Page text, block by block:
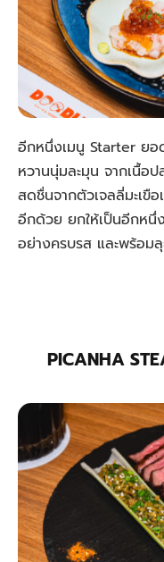
อีกหนึ่งเมนู Starter ยอ
หวานนุ่มละมุน จากเนื้อ
สดชื่นจากตัวเจลลี่มะเขื
อีกด้วย ยกให้เป็นอีกหนึ่
อย่างครบรส และพร้อม
PICANHA